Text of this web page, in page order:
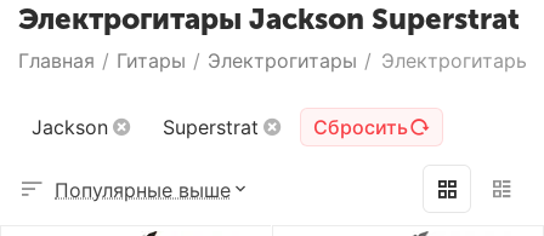
Электрогитары Jackson Superstrat
Главная / Гитары / Электрогитары / Электрогитары
Jackson Superstrat Сбросить
Популярные выше